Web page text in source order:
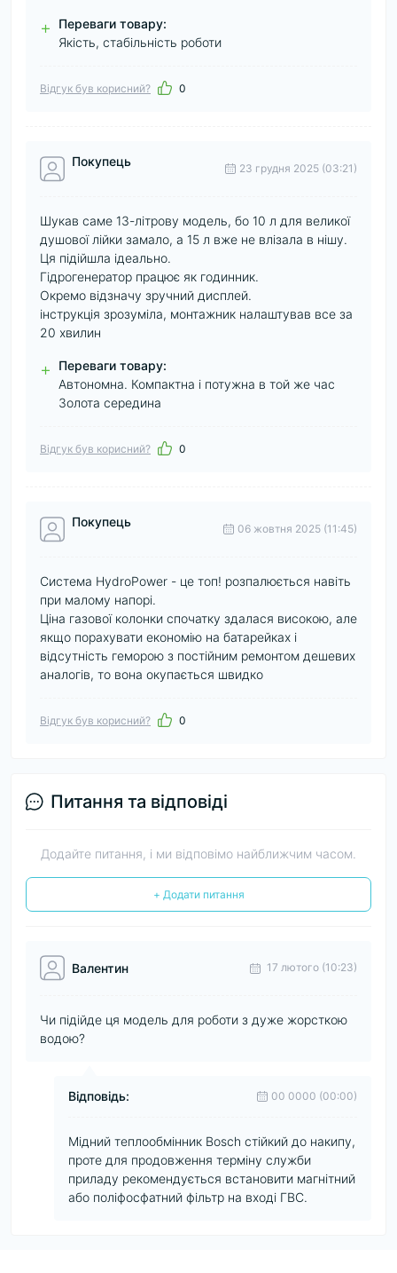
+
Переваги товару:
Якість, стабільність роботи
Відгук був корисний? 0
Покупець 23 грудня 2025 (03:21)
Шукав саме 13-літрову модель, бо 10 л для великої
душової лійки замало, а 15 л вже не влізала в нішу.
Ця підійшла ідеально.
Гідрогенератор працює як годинник.
Окремо відзначу зручний дисплей.
інструкція зрозуміла, монтажник налаштував все за
20 хвилин
+
Переваги товару:
Автономна. Компактна і потужна в той же час
Золота середина
Відгук був корисний? 0
Покупець 06 жовтня 2025 (11:45)
Система HydroPower - це топ! розпалюється навіть
при малому напорі.
Ціна газової колонки спочатку здалася високою, але
якщо порахувати економію на батарейках і
відсутність геморою з постійним ремонтом дешевих
аналогів, то вона окупається швидко
Відгук був корисний? 0
Питання та відповіді
Додайте питання, і ми відповімо найближчим часом.
+ Додати питання
Валентин 17 лютого (10:23)
Чи підійде ця модель для роботи з дуже жорсткою
водою?
Відповідь: 00 0000 (00:00)
Мідний теплообмінник Bosch стійкий до накипу,
проте для продовження терміну служби
приладу рекомендується встановити магнітний
або поліфосфатний фільтр на вході ГВС.